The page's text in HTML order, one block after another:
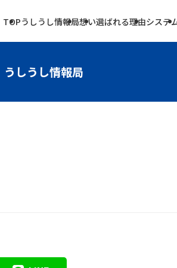
TOPうしうし情報局想い選ばれる理由システ
うしうし情報局